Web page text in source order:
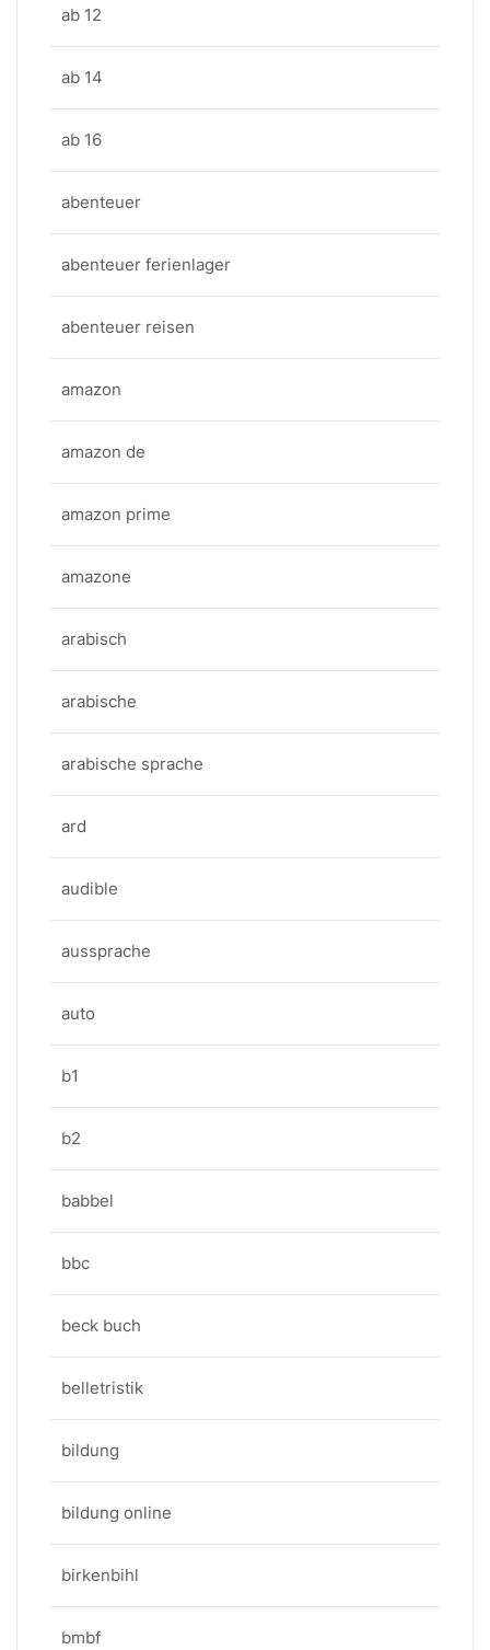
ab 12
ab 14
ab 16
abenteuer
abenteuer ferienlager
abenteuer reisen
amazon
amazon de
amazon prime
amazone
arabisch
arabische
arabische sprache
ard
audible
aussprache
auto
b1
b2
babbel
bbc
beck buch
belletristik
bildung
bildung online
birkenbihl
bmbf